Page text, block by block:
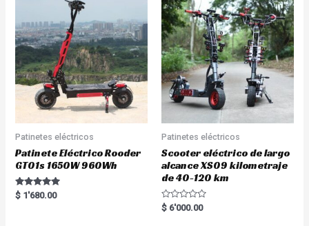
Patinetes eléctricos
Patinete Eléctrico Rooder
GT01s 1650W 960Wh
Rated
5.00
$ 1'680.00
Patinetes eléctricos
Scooter eléctrico de largo
alcance XS09 kilometraje
de 40-120 km
R
a
$ 6'000.00